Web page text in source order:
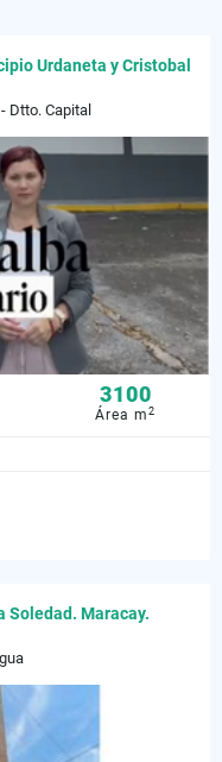
Urdaneta y Cristobal
Dtto. Capital
3100
Área m2
Soledad. Maracay.